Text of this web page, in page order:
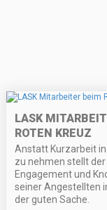
LASK
ROTEN KREUZ
Anstatt Kurzarbeit
zu nehmen stellt der
Engagement und
seiner Angestellten
der guten Sache.